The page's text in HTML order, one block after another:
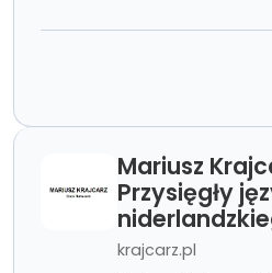
Mariusz
Przysięgły
krajcarz.pl